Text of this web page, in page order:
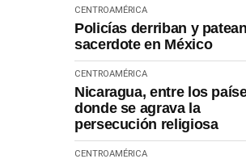
CENTROAMÉRICA
Policías derriban y
sacerdote en México
CENTROAMÉRICA
Nicaragua, entre los
donde se agrava la
persecución religiosa
CENTROAMÉRICA